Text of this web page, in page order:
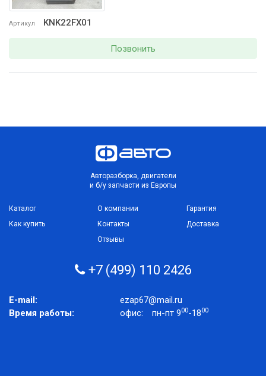
Артикул KNK22FX01
Позвонить
Авторазборка, двигатели
и б/у запчасти из Европы
Каталог
Как купить
О компании
Контакты
Отзывы
Гарантия
Доставка
+7 (499) 110 2426
E-mail:
ezap67@mail.ru
Время работы:
офис: пн-пт 900-1800